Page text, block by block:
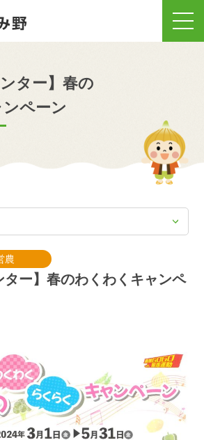
ター】春の
ペーン
農
ター】春のわくわくキャンペ